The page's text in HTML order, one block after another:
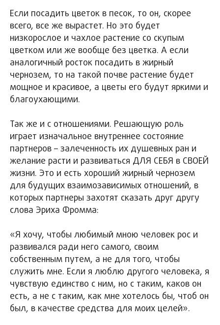
Если посадить цветок в песок, то он, скорее
всего, все же вырастет. Но это будет
низкорослое и чахлое растение со скупым
цветком или же вообще без цветка. А если
аналогичный росток посадить в жирный
чернозем, то на такой почве растение будет
мощное и красивое, а цветы его будут яркими и
благоухающими.
Так же и с отношениями. Решающую роль
играет изначальное внутреннее состояние
партнеров – залеченность их душевных ран и
желание расти и развиваться ДЛЯ СЕБЯ в СВОЕЙ
жизни. Это и есть хороший жирный чернозем
для будущих взаимозависимых отношений, в
которых партнеры захотят сказать друг другу
слова Эриха Фромма:
«Я хочу, чтобы любимый мною человек рос и
развивался ради него самого, своим
собственным путем, а не для того, чтобы
служить мне. Если я люблю другого человека, я
чувствую единство с ним, но с таким, каков он
есть, а не с таким, как мне хотелось бы, чтоб он
был, в качестве средства для моих целей».